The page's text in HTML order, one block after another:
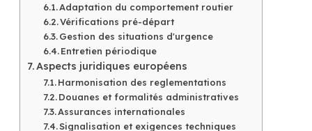
Adaptation du comportement routier
Vérifications pré-départ
Gestion des situations d'urgence
Entretien périodique
Aspects juridiques européens
Harmonisation des reglementations
Douanes et formalités administratives
Assurances internationales
Signalisation et exigences techniques